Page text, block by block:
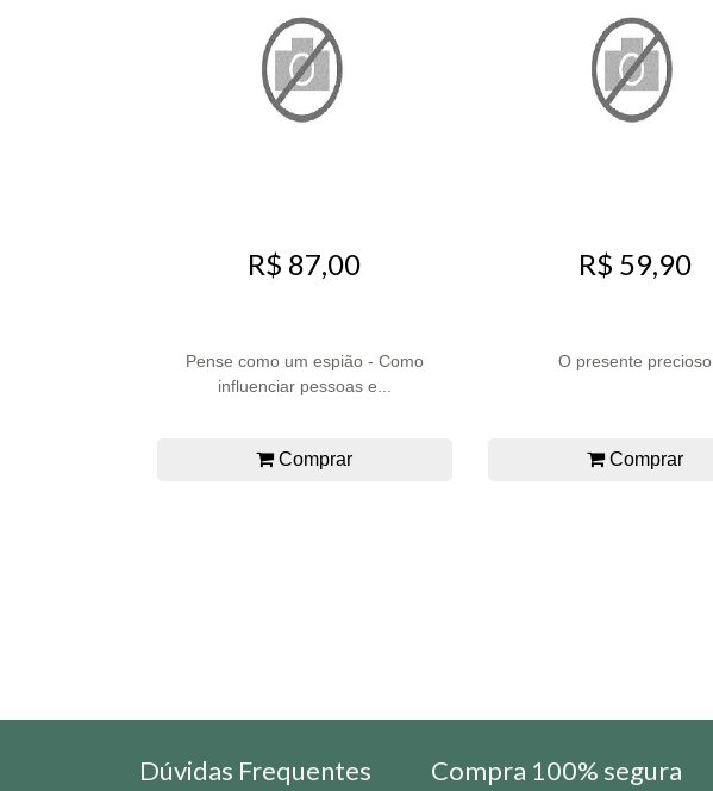
R$ 87,00
Pense como um espião - Como
influenciar pessoas e...
Comprar
R$ 59,90
O presente precioso
Comprar
Dúvidas Frequentes Compra 100% segura